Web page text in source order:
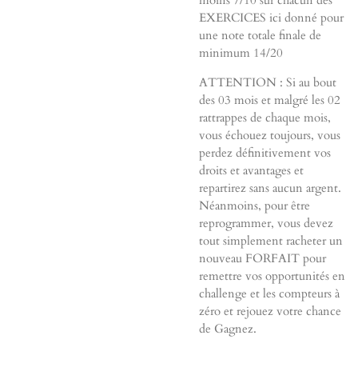
EXERCICES ici donné pour
une note totale finale de
minimum 14/20
ATTENTION : Si au bout
des 03 mois et malgré les 02
rattrappes de chaque mois,
vous échouez toujours, vous
perdez définitivement vos
droits et avantages et
repartirez sans aucun argent.
Néanmoins, pour être
reprogrammer, vous devez
tout simplement racheter un
nouveau FORFAIT pour
remettre vos opportunités en
challenge et les compteurs à
zéro et rejouez votre chance
de Gagnez.